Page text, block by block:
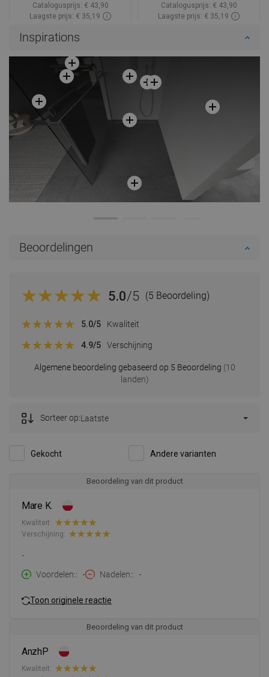
Catalogusprijs: € 43,90
Laagste prijs: € 35,19
Favoriet
Catalogusprijs: € 43,90
Laagste prijs: € 35,19
Inspirations
Beoordelingen
5.0/5 (5 Beoordeling)
Algemene beoordeling gebaseerd op 5 Beoordeling (10
landen)
5.0/5 Kwaliteit
4.9/5 Verschijning
Gekocht Andere varianten
Sorteer op:Laatste
Beoordeling van dit product
Mare K.
Kwaliteit:
Verschijning:
-
Voordelen:
- Nadelen: -
Toon originele reactie
Beoordeling van dit product
AnzhP
Kwaliteit: